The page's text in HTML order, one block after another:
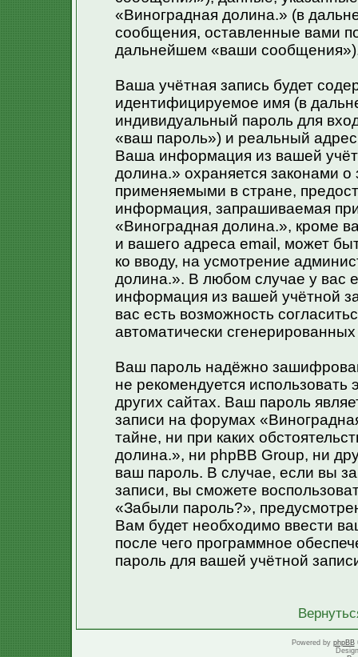
«Виноградная долина.» (в
сообщения, оставленные вами
дальнейшем «ваши
Ваша учётная запись будет
идентифицируемое имя (в
индивидуальный пароль для
«ваш пароль») и реальный
Ваша информация из вашей
долина.» охраняется законами
применяемыми в стране,
информация, запрашиваемая
«Виноградная долина.», кроме
и вашего адреса email, может
ко вводу, на усмотрение
долина.». В любом случае у вас
информация из вашей учётной
вас есть возможность
автоматически
Ваш пароль надёжно
не рекомендуется
других сайтах. Ваш пароль
записи на форумах
тайне, ни при каких
долина.», ни phpBB Group, ни
ваш пароль. В случае, если вы
записи, вы сможете
«Забыли пароль?»,
Вам будет необходимо ввести
после чего программное
пароль для вашей учётной
Powered by phpBB